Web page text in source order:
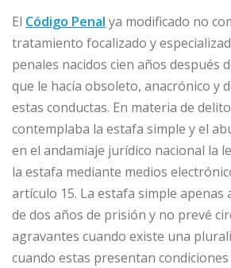
El Código Penal ya modificado no
tratamiento focalizado y
penales nacidos cien años después
que le hacía obsoleto, anacrónico y
estas conductas. En materia de
contemplaba la estafa simple y el
en el andamiaje jurídico nacional la
la estafa mediante medios
artículo 15. La estafa simple apenas
de dos años de prisión y no prevé
agravantes cuando existe una
cuando estas presentan condiciones